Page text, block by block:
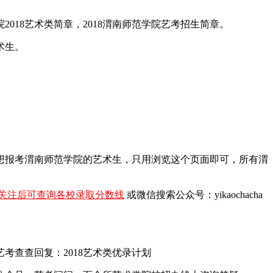
艺术类简章，2018渭南师范学院艺考招生简章。
。
考渭南师范学院的艺术生，只用浏览这个页面即可，所有渭
注后可查询各校录取分数线 或微信搜索公众号：yikaochacha
查查回复：2018艺术类优录计划